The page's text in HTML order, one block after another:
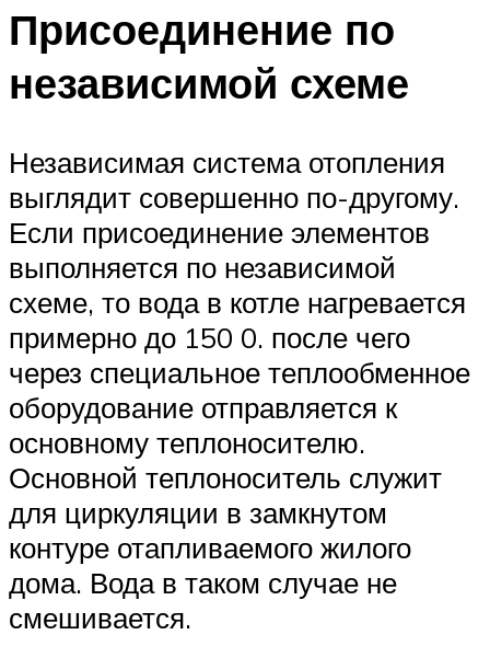
Присоединение по
независимой схеме
Независимая система отопления
выглядит совершенно по-другому.
Если присоединение элементов
выполняется по независимой
схеме, то вода в котле нагревается
примерно до 150 0. после чего
через специальное теплообменное
оборудование отправляется к
основному теплоносителю.
Основной теплоноситель служит
для циркуляции в замкнутом
контуре отапливаемого жилого
дома. Вода в таком случае не
смешивается.